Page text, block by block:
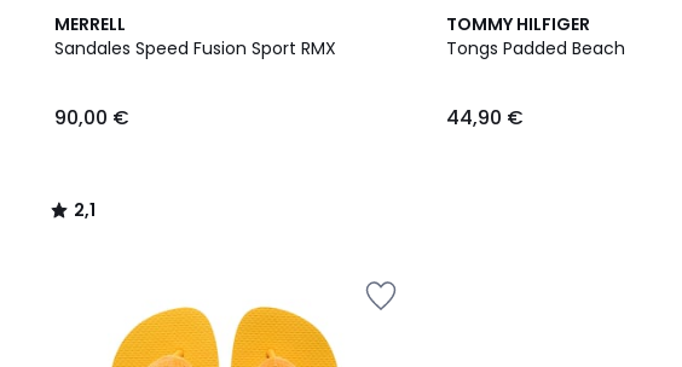
MERRELL
Sandales Speed Fusion Sport RMX
90,00 €
2,1
/
2,1
/
TOMMY HILFIGER
Tongs Padded Beach
44,90 €